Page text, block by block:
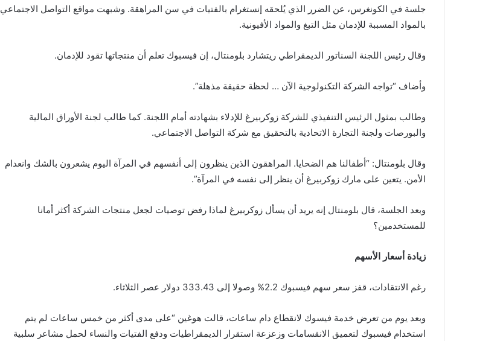
جلسة في الكونغرس، عن الضرر الذي يُلحقه إنستغرام بالفتيات في سن المراهقة. وشبهت مواقع التواصل الاجتماعي
بالمواد المسببة للإدمان مثل التبغ والمواد الأفيونية.
وقال رئيس اللجنة السناتور الديمقراطي ريتشارد بلومنتال، إن فيسبوك تعلم أن منتجاتها تقود للإدمان.
وأضاف “تواجه الشركة التكنولوجية الآن … لحظة حقيقة مذهلة”.
وطالب بمثول الرئيس التنفيذي للشركة زوكربيرغ للإدلاء بشهادته أمام اللجنة. كما طالب لجنة الأوراق المالية
والبورصات ولجنة التجارة الاتحادية بالتحقيق مع شركة التواصل الاجتماعي.
وقال بلومنتال: “أطفالنا هم الضحايا. المراهقون الذين ينظرون إلى أنفسهم في المرآة اليوم يشعرون بالشك وانعدام
الأمن. يتعين على مارك زوكربيرغ أن ينظر إلى نفسه في المرآة”.
وبعد الجلسة، قال بلومنتال إنه يريد أن يسأل زوكربيرغ لماذا رفض توصيات لجعل منتجات الشركة أكثر أمانا
للمستخدمين؟
زيادة أسعار الأسهم
رغم الانتقادات، قفز سعر سهم فيسبوك 2.2% وصولا إلى 333.43 دولار عصر الثلاثاء.
وبعد يوم من تعرض خدمة فيسوك لانقطاع دام ساعات، قالت هوغين “على مدى أكثر من خمس ساعات لم يتم
استخدام فيسبوك لتعميق الانقسامات وزعزعة استقرار الديمقراطيات ودفع الفتيات والنساء لحمل مشاعر سلبية